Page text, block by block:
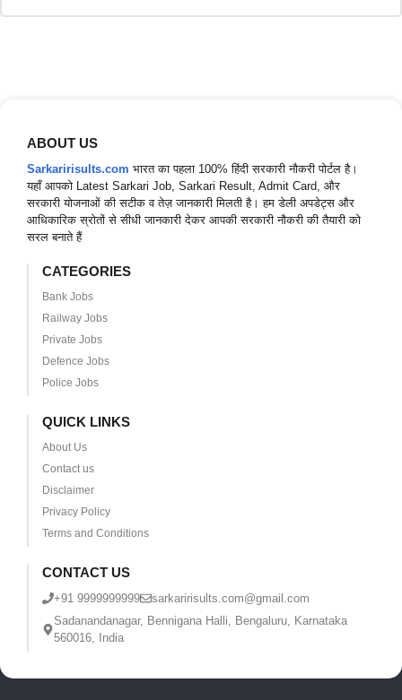
ABOUT US
Sarkaririsults.com भारत का पहला 100% हिंदी सरकारी नौकरी पोर्टल है।
यहाँ आपको Latest Sarkari Job, Sarkari Result, Admit Card, और
सरकारी योजनाओं की सटीक व तेज़ जानकारी मिलती है। हम डेली अपडेट्स और
आधिकारिक स्रोतों से सीधी जानकारी देकर आपकी सरकारी नौकरी की तैयारी को
सरल बनाते हैं
CATEGORIES
Bank Jobs
Railway Jobs
Private Jobs
Defence Jobs
Police Jobs
QUICK LINKS
About Us
Contact us
Disclaimer
Privacy Policy
Terms and Conditions
CONTACT US
+91 9999999999
sarkaririsults.com@gmail.com
Sadanandanagar, Bennigana Halli, Bengaluru, Karnataka
560016, India